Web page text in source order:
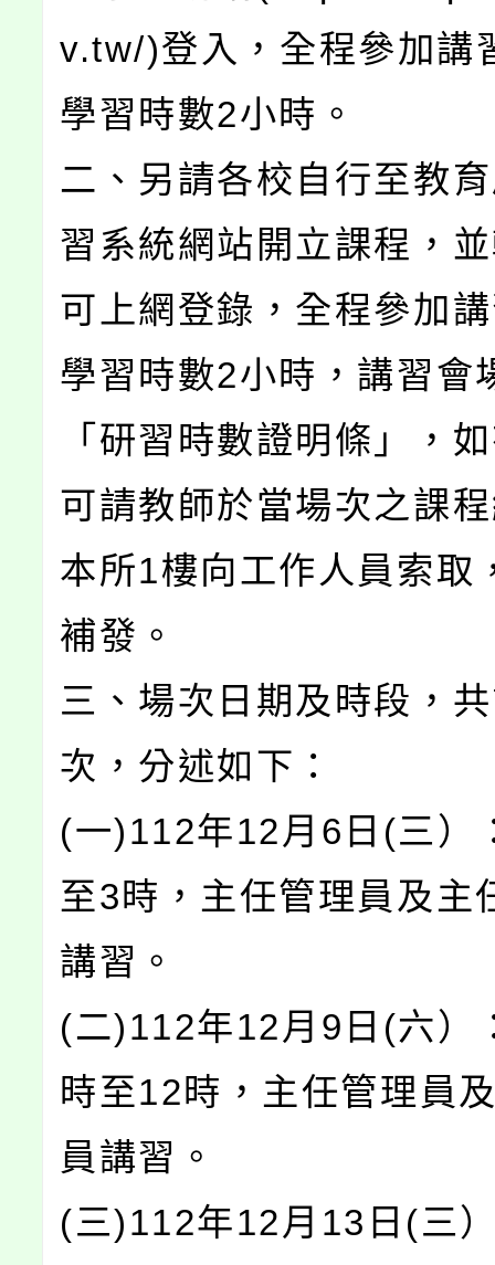
v.tw/)登入，全程參加講
學習時數2小時。
二、另請各校自行至教
習系統網站開立課程，
可上網登錄，全程參加
學習時數2小時，講習會
「研習時數證明條」，
可請教師於當場次之課
本所1樓向工作人員索取
補發。
三、場次日期及時段，
次，分述如下：
(一)112年12月6日(三）
至3時，主任管理員及主
講習。
(二)112年12月9日(六）
時至12時，主任管理員
員講習。
(三)112年12月13日(三